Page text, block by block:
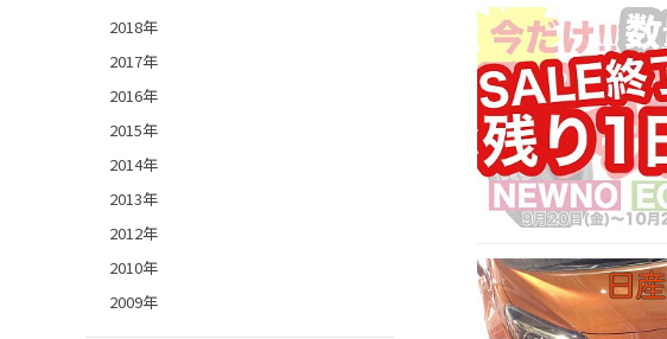
2018年
2017年
2016年
2015年
2014年
2013年
2012年
2010年
2009年